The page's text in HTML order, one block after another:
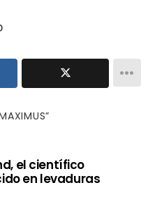
el científico
en levaduras